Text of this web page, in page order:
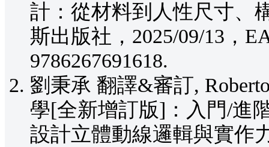
計：從材料到人性尺寸、
斯出版社，2025/09/13，
9786267691618.
劉秉承 翻譯&審訂,
學[全新增訂版]：入門/進
設計立體動線邏輯與實作